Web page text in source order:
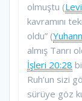
olmuştu (
kavramını
oldu” (
almış Tanrı
İşleri 20:28
Ruh’un sizi
sürüye göz